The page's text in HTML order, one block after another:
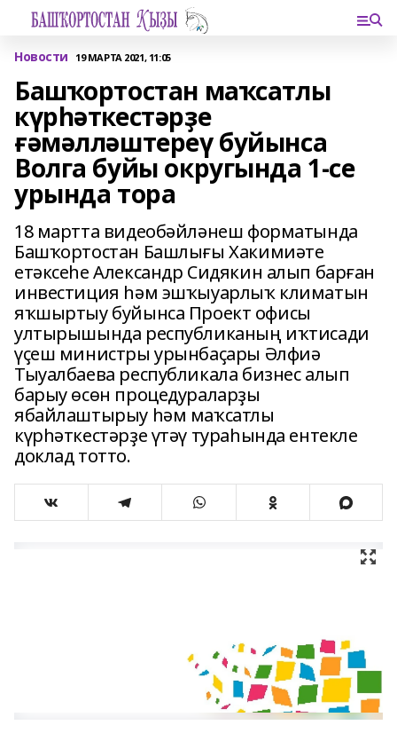
Новости 19 МАРТА 2021, 11:05
Башҡортостан маҡсатлы
күрһәткестәрҙе
ғәмәлләштереү буйынса
Волга буйы округында 1-се
урында тора
18 мартта видеобәйләнеш форматында
Башҡортостан Башлығы Хакимиәте
етәксеһе Александр Сидякин алып барған
инвестиция һәм эшҡыуарлыҡ климатын
яҡшыртыу буйынса Проект офисы
ултырышында республиканың иҡтисади
үҫеш министры урынбаҫары Әлфиә
Тыуалбаева республикала бизнес алып
барыу өсөн процедураларҙы
ябайлаштырыу һәм маҡсатлы
күрһәткестәрҙе үтәү тураһында ентекле
доклад тотто.